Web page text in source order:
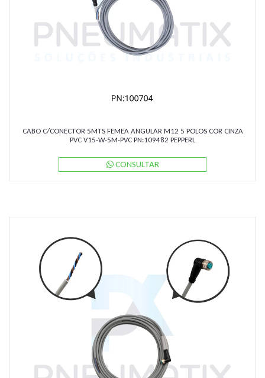
CABO C/CONECTOR 5MTS FEMEA ANGULAR M12 5 POLOS COR CINZA
PVC V15-W-5M-PVC PN:109482 PEPPERL
CONSULTAR